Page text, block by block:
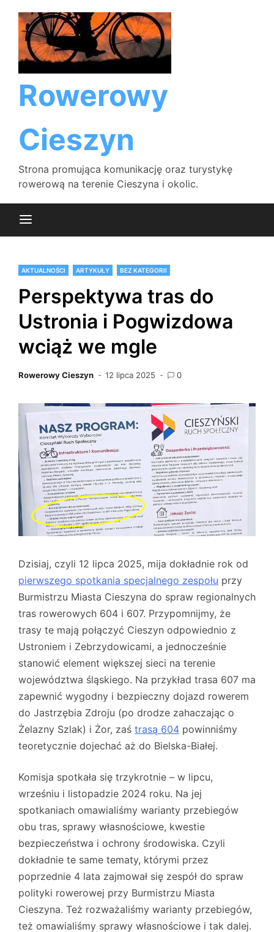
content
Rowerowy
Cieszyn
Strona promująca komunikację oraz turystykę
rowerową na terenie Cieszyna i okolic.
AKTUALNOŚCI ARTYKUŁY BEZ KATEGORII
Perspektywa tras do
Ustronia i Pogwizdowa
wciąż we mgle
Rowerowy Cieszyn 12 lipca 2025 0
Dzisiaj, czyli 12 lipca 2025, mija dokładnie rok od
pierwszego spotkania specjalnego zespołu przy
Burmistrzu Miasta Cieszyna do spraw regionalnych
tras rowerowych 604 i 607. Przypomnijmy, że
trasy te mają połączyć Cieszyn odpowiednio z
Ustroniem i Zebrzydowicami, a jednocześnie
stanowić element większej sieci na terenie
województwa śląskiego. Na przykład trasa 607 ma
zapewnić wygodny i bezpieczny dojazd rowerem
do Jastrzębia Zdroju (po drodze zahaczając o
Żelazny Szlak) i Żor, zaś trasą 604 powinniśmy
teoretycznie dojechać aż do Bielska-Białej.
Komisja spotkała się trzykrotnie – w lipcu,
wrześniu i listopadzie 2024 roku. Na jej
spotkaniach omawialiśmy warianty przebiegów
obu tras, sprawy własnościowe, kwestie
bezpieczeństwa i ochrony środowiska. Czyli
dokładnie te same tematy, którymi przez
poprzednie 4 lata zajmował się zespół do spraw
polityki rowerowej przy Burmistrzu Miasta
Cieszyna. Też rozważaliśmy warianty przebiegów,
też omawialiśmy sprawy własnościowe i tak dalej.